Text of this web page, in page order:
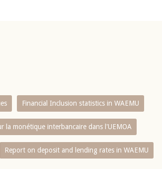
Financial Inclusion statistics in WAEMU
la monétique interbancaire dans l'UEMOA
Report on deposit and lending rates in WAEMU